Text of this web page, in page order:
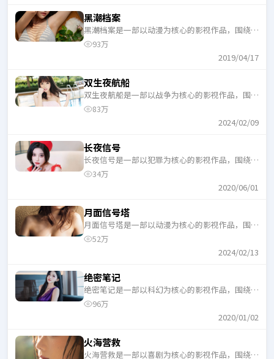
黑潮档案
黑潮档案是一部以动漫为核心的影视作品，围绕危
机、反转与人物成长展开，整体节奏紧凑，适合一
93万
2019/04/17
双生夜航船
双生夜航船是一部以战争为核心的影视作品，围绕
危机、反转与人物成长展开，整体节奏紧凑，适合
83万
2024/02/09
长夜信号
长夜信号是一部以犯罪为核心的影视作品，围绕危
机、反转与人物成长展开，整体节奏紧凑，适合一
34万
2020/06/01
月面信号塔
月面信号塔是一部以动漫为核心的影视作品，围绕
危机、反转与人物成长展开，整体节奏紧凑，适合
52万
2024/02/13
绝密笔记
绝密笔记是一部以科幻为核心的影视作品，围绕危
机、反转与人物成长展开，整体节奏紧凑，适合一
96万
2020/01/02
火海营救
火海营救是一部以喜剧为核心的影视作品，围绕危